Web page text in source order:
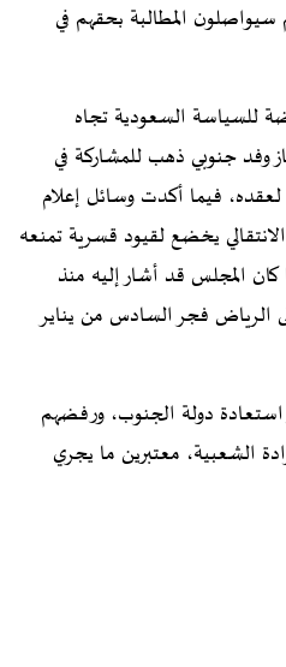
سيواصلون المطالبة بحقهم في
للسياسة السعودية تجاه
وفد جنوبي ذهب للمشاركة في
فيما أكدت وسائل إعلام
يخضع لقيود قسرية تمنعه
المجلس قد أشار إليه منذ
الرياض فجر السادس من يناير
دولة الجنوب، ورفضهم
الشعبية، معتبرين ما يجري